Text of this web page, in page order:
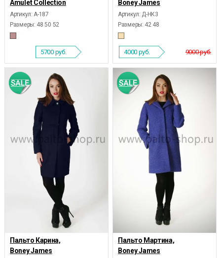
Amulet Collection
Артикул: А-187
Размеры: 48 50 52
5700 руб.
Boney James
Артикул: Д-НК3
Размеры: 42 48
9000 руб.
4000 руб.
Пальто Карина,
Boney James
Пальто Мартина,
Boney James